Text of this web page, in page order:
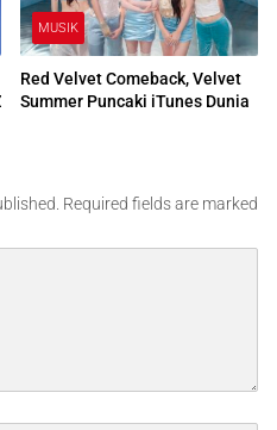
MUSIK
Red Velvet Comeback, Velvet
Summer Puncaki iTunes Dunia
Required fields are marked